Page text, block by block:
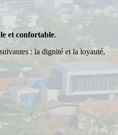
et confortable.
: la dignité et la loyauté,